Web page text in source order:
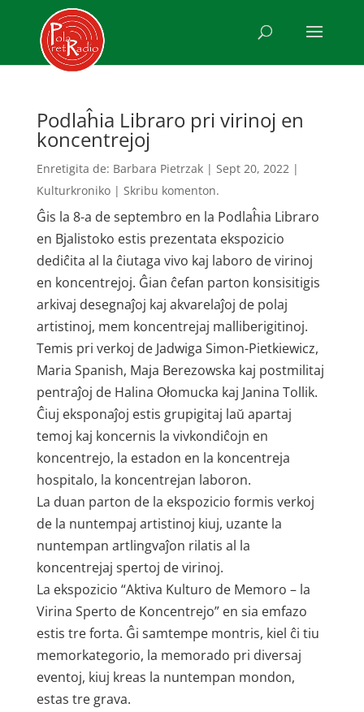
Podlaĥia Libraro pri virinoj en
koncentrejoj
Enretigita de: Barbara Pietrzak| Sept 20, 2022|
Kulturkroniko| Skribu komenton.
Ĝis la 8-a de septembro en la Podlaĥia Libraro
en Bjalistoko estis prezentata ekspozicio
dediĉita al la ĉiutaga vivo kaj laboro de virinoj
en koncentrejoj. Ĝian ĉefan parton konsisitigis
arkivaj desegnaĵoj kaj akvarelaĵoj de polaj
artistinoj, mem koncentrejaj malliberigitinoj.
Temis pri verkoj de Jadwiga Simon-Pietkiewicz,
Maria Spanish, Maja Berezowska kaj postmilitaj
pentraĵoj de Halina Ołomucka kaj Janina Tollik.
Ĉiuj eksponaĵoj estis grupigitaj laŭ apartaj
temoj kaj koncernis la vivkondiĉojn en
koncentrejo, la estadon en la koncentreja
hospitalo, la koncentrejan laboron.
La duan parton de la ekspozicio formis verkoj
de la nuntempaj artistinoj kiuj, uzante la
nuntempan artlingvaĵon rilatis al la
koncentrejaj spertoj de virinoj.
La ekspozicio “Aktiva Kulturo de Memoro – la
Virina Sperto de Koncentrejo” en sia emfazo
estis tre forta. Ĝi samtempe montris, kiel ĉi tiu
memorkategorio, la memorado pri diversaj
eventoj, kiuj kreas la nuntempan mondon,
estas tre grava.